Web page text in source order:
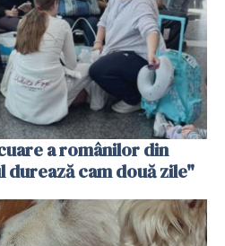
a românilor din
durează cam două zile"